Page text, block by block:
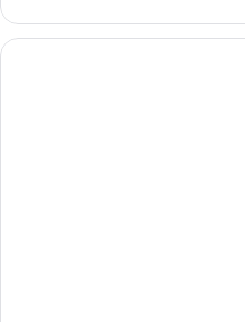
的
詳
情